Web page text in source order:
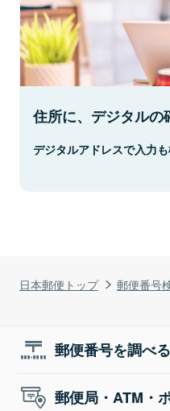
日本郵便トップ 郵便番号
住所に、デジタルの
デジタルアドレスで入力も
郵便番号を調べる
郵便局・ATM・